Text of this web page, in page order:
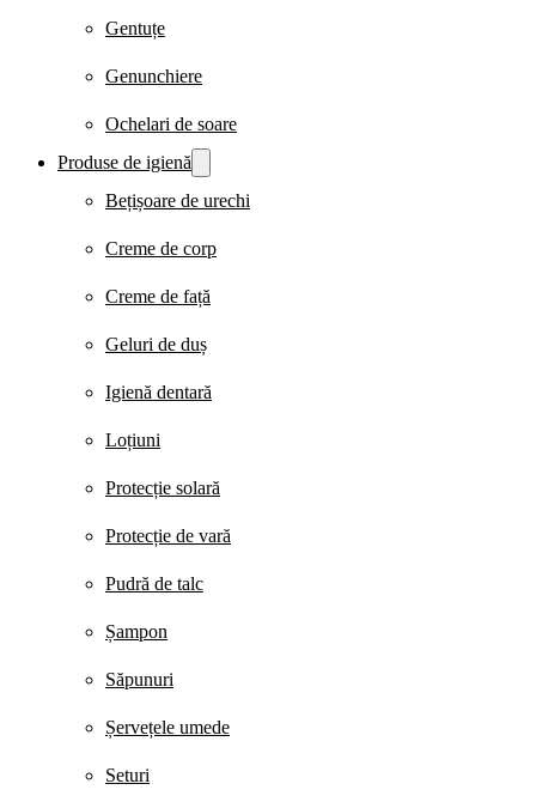
Gentuțe
Genunchiere
Ochelari de soare
Produse de igienă
Bețișoare de urechi
Creme de corp
Creme de față
Geluri de duș
Igienă dentară
Loțiuni
Protecție solară
Protecție de vară
Pudră de talc
Șampon
Săpunuri
Șervețele umede
Seturi